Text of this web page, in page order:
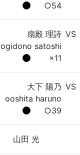
○54
扇殿 理詩
ogidono satoshi
×11
VS
大下 陽乃
ooshita haruno
○39
VS
山田 光